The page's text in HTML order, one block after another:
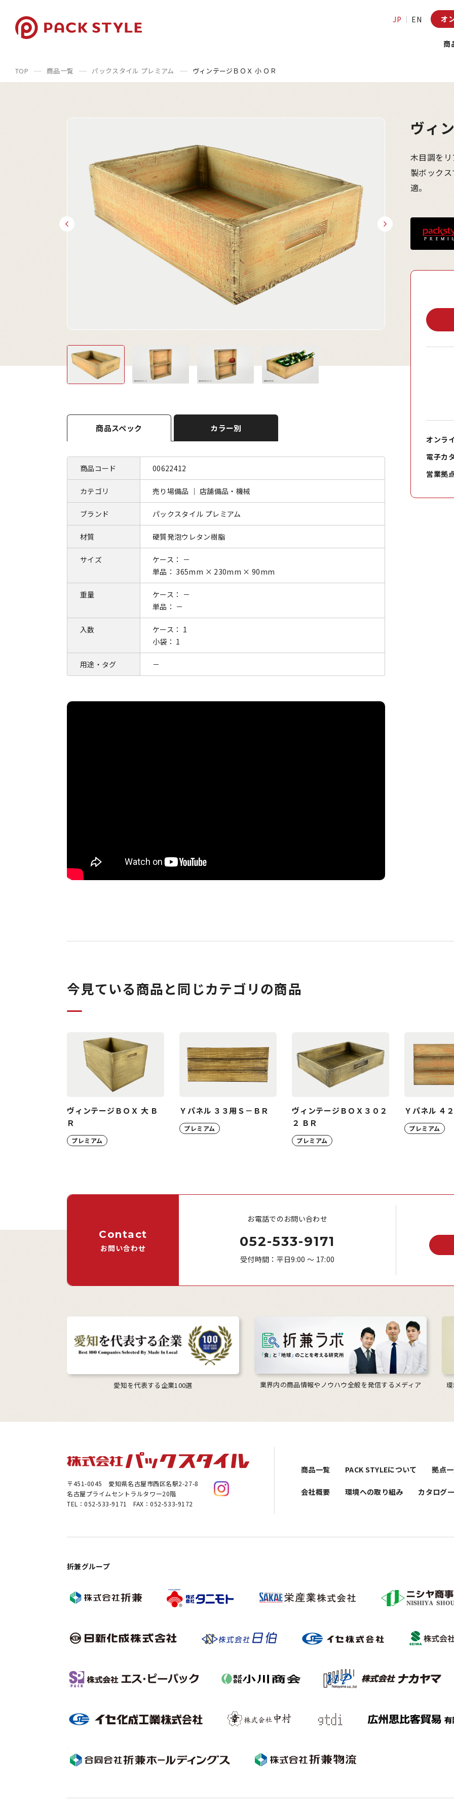
JP EN オ
商
TOP 商品一覧 パックスタイル プレミアム ヴィンテージＢＯＸ 小 ＯＲ
商品スペック カラー別
商品コード 00622412
カテゴリ 売り場備品 ｜ 店舗備品・機械
ブランド パックスタイル プレミアム
材質 硬質発泡ウレタン樹脂
サイズ
ケース： －
単品： 365mm × 230mm × 90mm
重量
ケース： －
単品： －
入数
ケース： 1
小袋： 1
用途・タグ －
ヴィ
木目調を
製ボック
適。
オンラ
電子カ
営業拠
今見ている商品と同じカテゴリの商品
ヴィンテージＢＯＸ 大 Ｂ
Ｒ
プレミアム
Ｙパネル ３３用Ｓ－ＢＲ
プレミアム
ヴィンテージＢＯＸ３０２
２ ＢＲ
プレミアム
Ｙパネル ４
プレミアム
Contact
お問い合わせ
お電話でのお問い合わせ
052-533-9171
受付時間：平日9:00 ～ 17:00
愛知を代表する企業100選 業界内の商品情報やノウハウ全般を発信するメディア
〒451-0045 愛知県名古屋市西区名駅2-27-8
名古屋プライムセントラルタワー20階
TEL：052-533-9171 FAX：052-533-9172
商品一覧 PACK STYLEについて 拠点
会社概要 環境への取り組み カタログ
折兼グループ